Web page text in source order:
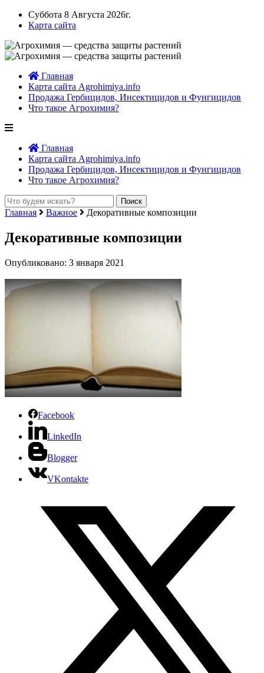
Суббота 8 Августа 2026г.
Карта сайта
Главная
Карта сайта Agrohimiya.info
Продажа Гербицидов, Инсектицидов и Фунгицидов
Что такое Агрохимия?
Главная
Карта сайта Agrohimiya.info
Продажа Гербицидов, Инсектицидов и Фунгицидов
Что такое Агрохимия?
Главная Важное Декоративные композиции
Декоративные композиции
Опубликовано: 3 января 2021
Facebook
LinkedIn
Blogger
VKontakte